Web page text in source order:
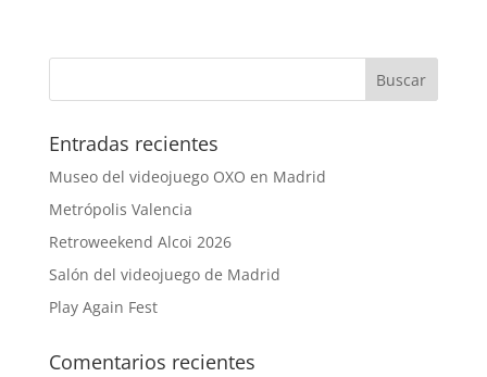
Entradas recientes
Museo del videojuego OXO en Madrid
Metrópolis Valencia
Retroweekend Alcoi 2026
Salón del videojuego de Madrid
Play Again Fest
Comentarios recientes